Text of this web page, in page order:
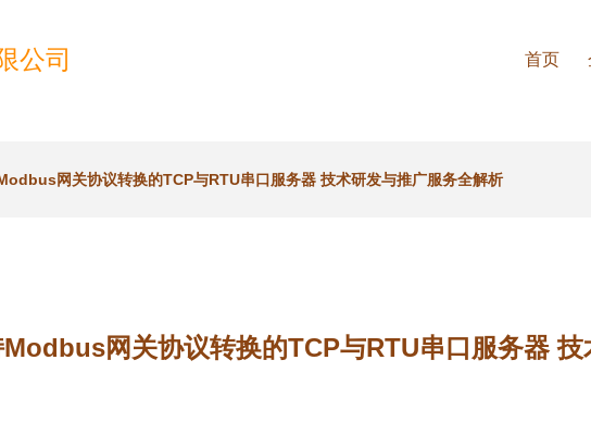
公司 首页
网关协议转换的TCP与RTU串口服务器 技术研发与推广服务全解析
网关协议转换的TCP与RTU串口服务器